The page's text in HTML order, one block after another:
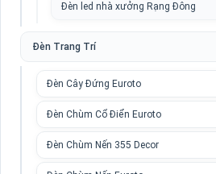
Đèn led nhà xưởng Rạng Đông
Đèn Trang Trí
Đèn Cây Đứng Euroto
Đèn Chùm Cổ Điển Euroto
Đèn Chùm Nến 355 Decor